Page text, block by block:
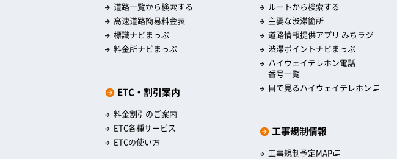
道路一覧から検索する
高速道路簡易料金表
標識ナビまっぷ
料金所ナビまっぷ
ETC・割引案内
料金割引のご案内
ETC各種サービス
ETCの使い方
ルートから検索する
主要な渋滞箇所
道路情報提供アプリ みちラジ
渋滞ポイントナビまっぷ
ハイウェイテレホン電話
番号一覧
目で見るハイウェイテレホン
工事規制情報
工事規制予定MAP